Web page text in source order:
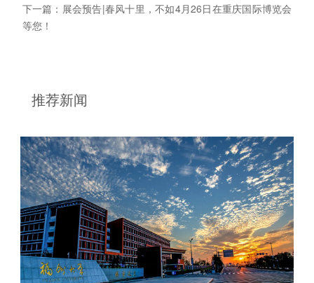
下一篇：展会预告|春风十里，不如4月26日在重庆国际博览会
等您！
推荐新闻